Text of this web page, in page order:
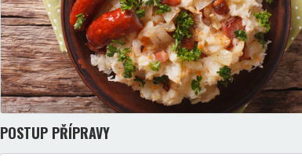
POSTUP PŘÍPRAVY